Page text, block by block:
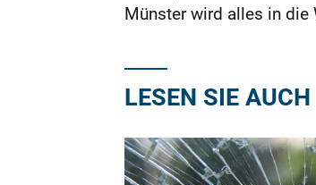
Münster wird alles in die
LESEN SIE AUCH